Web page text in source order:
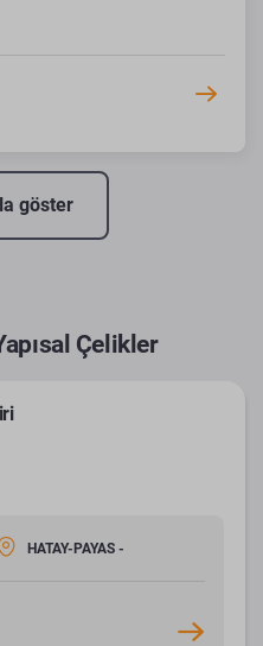
göster
Çelikler
HATAY-PAYAS -